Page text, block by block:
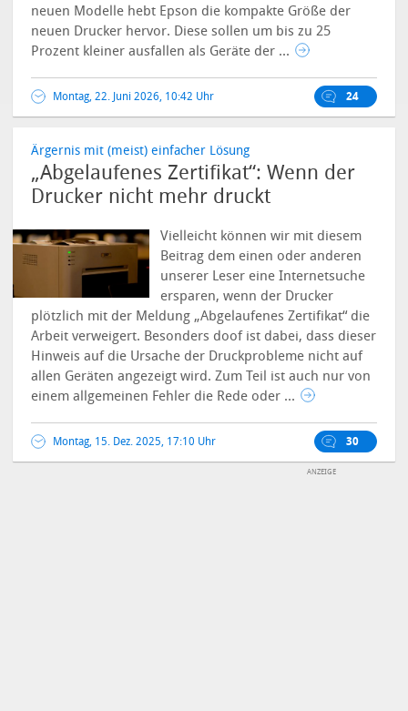
neuen Modelle hebt Epson die kompakte Größe der
neuen Drucker hervor. Diese sollen um bis zu 25
Prozent kleiner ausfallen als Geräte der ...
Montag, 22. Juni 2026, 10:42 Uhr 24
Ärgernis mit (meist) einfacher Lösung
„Abgelaufenes Zertifikat“: Wenn der
Drucker nicht mehr druckt
Vielleicht können wir mit diesem
Beitrag dem einen oder anderen
unserer Leser eine Internetsuche
ersparen, wenn der Drucker
plötzlich mit der Meldung „Abgelaufenes Zertifikat“ die
Arbeit verweigert. Besonders doof ist dabei, dass dieser
Hinweis auf die Ursache der Druckprobleme nicht auf
allen Geräten angezeigt wird. Zum Teil ist auch nur von
einem allgemeinen Fehler die Rede oder ...
Montag, 15. Dez. 2025, 17:10 Uhr 30